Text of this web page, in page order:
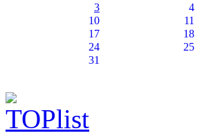
3 4
10
11
17
18
24
25
31